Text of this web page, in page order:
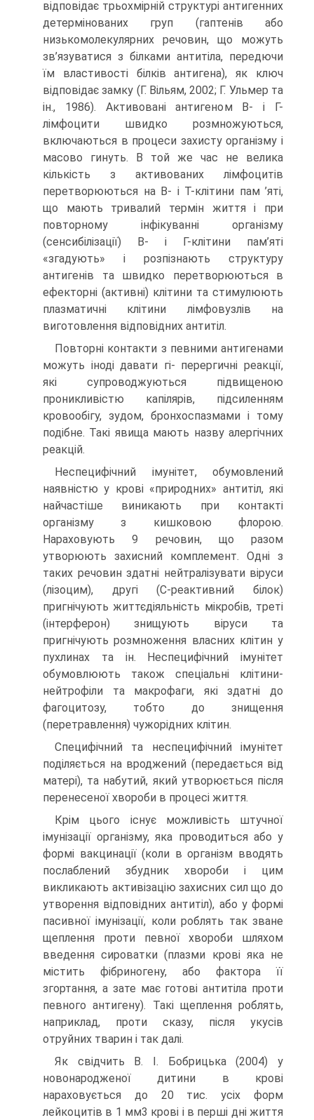
відповідає трьохмірній структурі антигенних
детермінованих груп (гаптенів або
низькомолекулярних речовин, що можуть
зв’язуватися з білками антитіла, передючи
їм властивості білків антигена), як ключ
відповідає замку (Г. Вільям, 2002; Г. Ульмер та
ін., 1986). Активовані антигеном В- і Г-
лімфоцити швидко розмножуються,
включаються в процеси захисту організму і
масово гинуть. В той же час не велика
кількість з активованих лімфоцитів
перетворюються на В- і Т-клітини пам ’яті,
що мають тривалий термін життя і при
повторному інфікуванні організму
(сенсибілізації) В- і Г-клітини пам’яті
«згадують» і розпізнають структуру
антигенів та швидко перетворюються в
ефекторні (активні) клітини та стимулюють
плазматичні клітини лімфовузлів на
виготовлення відповідних антитіл.
Повторні контакти з певними антигенами
можуть іноді давати гі- перергичні реакції,
які супроводжуються підвищеною
проникливістю капілярів, підсиленням
кровообігу, зудом, бронхоспазмами і тому
подібне. Такі явища мають назву алергічних
реакцій.
Неспецифічний імунітет, обумовлений
наявністю у крові «природних» антитіл, які
найчастіше виникають при контакті
організму з кишковою флорою.
Нараховують 9 речовин, що разом
утворюють захисний комплемент. Одні з
таких речовин здатні нейтралізувати віруси
(лізоцим), другі (С-реактивний білок)
пригнічують життєдіяльність мікробів, треті
(інтерферон) знищують віруси та
пригнічують розмноження власних клітин у
пухлинах та ін. Неспецифічний імунітет
обумовлюють також спеціальні клітини-
нейтрофіли та макрофаги, які здатні до
фагоцитозу, тобто до знищення
(перетравлення) чужорідних клітин.
Специфічний та неспецифічний імунітет
поділяється на вроджений (передається від
матері), та набутий, який утворюється після
перенесеної хвороби в процесі життя.
Крім цього існує можливість штучної
імунізації організму, яка проводиться або у
формі вакцинації (коли в організм вводять
послаблений збудник хвороби і цим
викликають активізацію захисних сил що до
утворення відповідних антитіл), або у формі
пасивної імунізації, коли роблять так зване
щеплення проти певної хвороби шляхом
введення сироватки (плазми крові яка не
містить фібриногену, або фактора її
згортання, а зате має готові антитіла проти
певного антигену). Такі щеплення роблять,
наприклад, проти сказу, після укусів
отруйних тварин і так далі.
Як свідчить В. І. Бобрицька (2004) у
новонародженої дитини в крові
нараховується до 20 тис. усіх форм
лейкоцитів в 1 мм3 крові і в перші дні життя